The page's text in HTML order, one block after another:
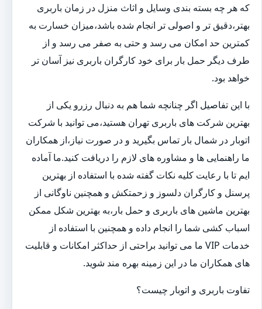
که هر چه بسته بندی وسایل و اثاث منزل در زمان باربری
بهتر،دقیق تر و اصولی تر انجام شده باشد،میزان خسارت به
کمترین حد امکان می رسد و حتی به صفر می رسد و از
طرف دیگر حمل بار برای خود کارگران باربری نیز آسان تر
خواهد بود.
با این تفاصیل اگر چنانچه شما هم به دنبال رزرو یکی از
بهترین شرکت های باربری تهران هستید،می توانید با شرکت
اتوبار در شمال بار تماس بگیرید و در صورت نیاز،از همکاران
ما راهنمایی ها و مشاوره های لازم را دریافت کنید.ما آماده
ایم تا با رعایت کلیه نکات گفته شده با استفاده از بهترین
پرسنل و کارگران دلسوز و زحمتکش و همچنین ناوگانی از
بهترین ماشین های باربری و حمل بار،به بهترین شکل ممکن
اسباب کشی شما را انجام داده و همچنین با استفاده از
خدمات VIP ما می توانید براحتی از حداکثر امکانات و قابلیت
های همکاران ما در این زمینه بهره مند شوید.
تفاوت باربری و اتوبار چیست؟